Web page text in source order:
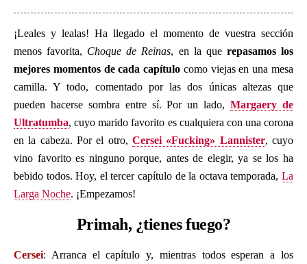
¡Leales y lealas! Ha llegado el momento de vuestra sección
menos favorita, Choque de Reinas, en la que repasamos los
mejores momentos de cada capítulo como viejas en una mesa
camilla. Y todo, comentado por las dos únicas altezas que
pueden hacerse sombra entre sí. Por un lado,Margaery de
Ultratumba, cuyo marido favorito es cualquiera con una corona
en la cabeza. Por el otro, Cersei «Fucking» Lannister, cuyo
vino favorito es ninguno porque, antes de elegir, ya se los ha
bebido todos. Hoy, el tercer capítulo de la octava temporada, La
Larga Noche. ¡Empezamos!
Primah, ¿tienes fuego?
Cersei: Arranca el capítulo y, mientras todos esperan a los